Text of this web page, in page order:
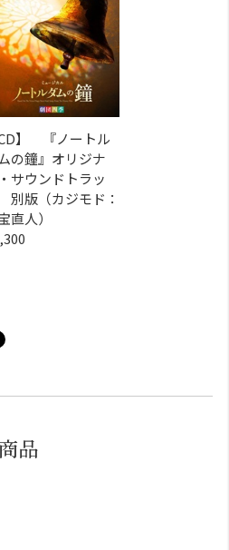
CD】 『ノートル
の鐘』オリジナ
サウンドトラッ
版（カジモド：
直人）
品